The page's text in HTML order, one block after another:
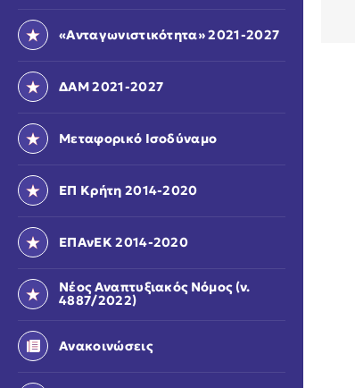
«Ανταγωνιστικότητα» 2021-2027
ΔΑΜ 2021-2027
Μεταφορικό Ισοδύναμο
ΕΠ Κρήτη 2014-2020
ΕΠΑνΕΚ 2014-2020
Νέος Αναπτυξιακός Νόμος (ν.
4887/2022)
Ανακοινώσεις